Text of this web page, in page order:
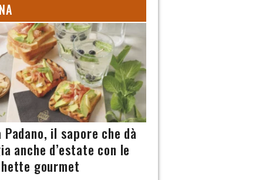
Padano, il sapore che dà
anche d’estate con le
gourmet